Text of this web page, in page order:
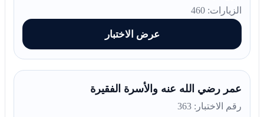
الزيارات: 460
عرض الاختبار
عمر رضي الله عنه والأسرة الفقيرة
رقم الاختبار: 363